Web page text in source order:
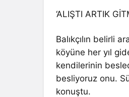
‘ALIŞTI ARTIK
Balıkçılın belirli
köyüne her yıl
kendilerinin
besliyoruz onu.
konuştu.